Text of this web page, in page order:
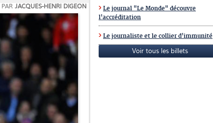
PAR JACQUES-HENRI DIGEON
Le journal "Le Monde" découvre
l'accréditation
Le journaliste et le collier d'immunité
Voir tous les billets